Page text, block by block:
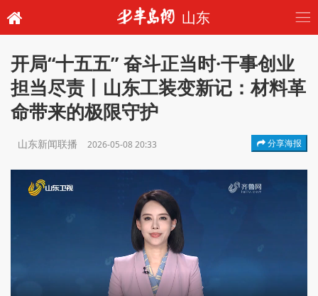
山东
开局“十五五” 奋斗正当时·干事创业
担当尽责丨山东工装变新记：材料革
命带来的极限守护
山东新闻联播 2026-05-08 20:33 分享海报